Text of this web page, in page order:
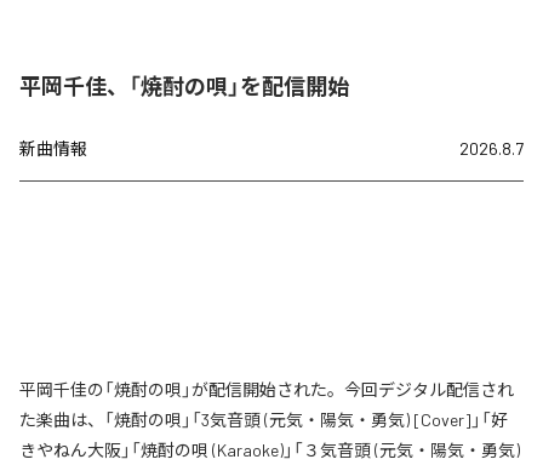
平岡千佳、「焼酎の唄」を配信開始
新曲情報 2026.8.7
平岡千佳の「焼酎の唄」が配信開始された。今回デジタル配信され
た楽曲は、「焼酎の唄」「3気音頭 (元気・陽気・勇気) [Cover]」「好
きやねん大阪」「焼酎の唄 (Karaoke)」「３気音頭 (元気・陽気・勇気)